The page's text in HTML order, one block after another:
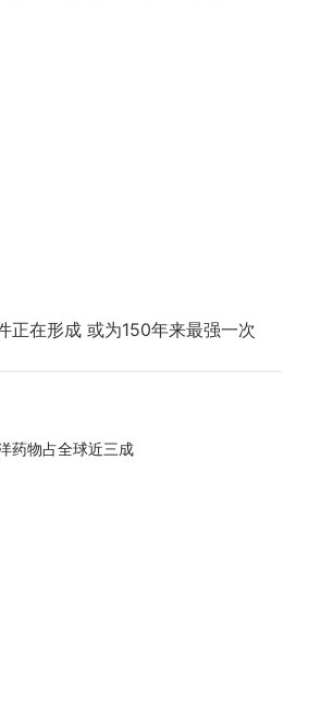
正在形成 或为150年来最强一次